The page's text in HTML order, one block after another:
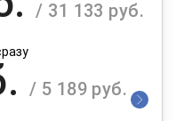
/ 31 133 руб.
/ 5 189 руб.